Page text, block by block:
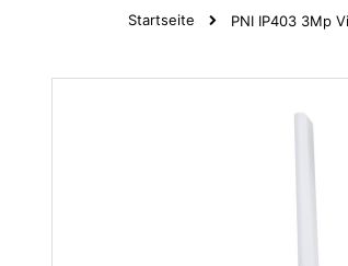
Startseite PNI IP403 3Mp